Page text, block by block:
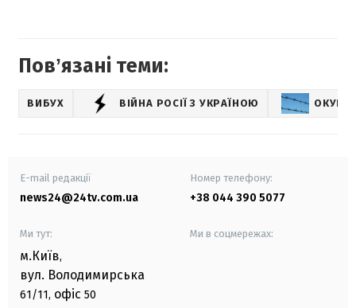
Повʼязані теми:
ВИБУХ ВІЙНА РОСІЇ З УКРАЇНОЮ
E-mail редакції
news24@24tv.com.ua
Номер телефону:
+38 044 390 5077
Ми тут:
м.Київ,
вул. Володимирська
61/11, офіс 50
Ми в соцмережах: